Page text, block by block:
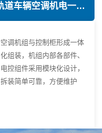
轨道车辆空调机电一体化技术
空调机组与控制柜形成一体
化组装，机组内部各部件、
电控组件采用模块化设计，
拆装简单可靠，方便维护